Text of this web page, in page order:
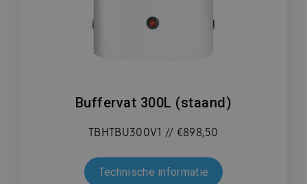
Buffervat 300L (staand)
TBHTBU300V1 // €898,50
Technische informatie